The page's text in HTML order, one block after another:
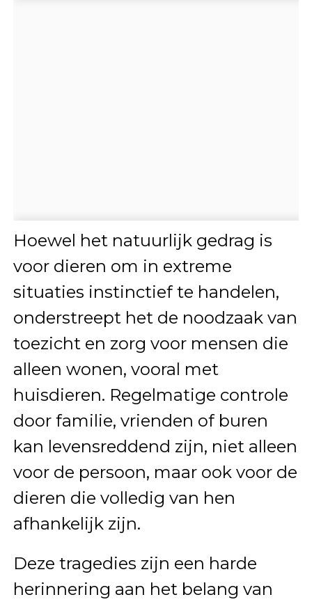
Hoewel het natuurlijk gedrag is
voor dieren om in extreme
situaties instinctief te handelen,
onderstreept het de noodzaak van
toezicht en zorg voor mensen die
alleen wonen, vooral met
huisdieren. Regelmatige controle
door familie, vrienden of buren
kan levensreddend zijn, niet alleen
voor de persoon, maar ook voor de
dieren die volledig van hen
afhankelijk zijn.
Deze tragedies zijn een harde
herinnering aan het belang van